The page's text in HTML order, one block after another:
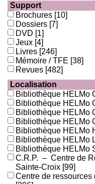
Support
Brochures [10]
Dossiers [7]
DVD [1]
Jeux [4]
Livres [246]
Mémoire / TFE [38]
Revues [482]
Localisation
Bibliothèque HELMo
Bibliothèque HELMo
Bibliothèque HELMo
Bibliothèque HELMo
Bibliothèque HELMo
Bibliothèque HELMo
Bibliothèque HELMo
C.R.P. – Centre de
Sainte-Croix [99]
Centre de